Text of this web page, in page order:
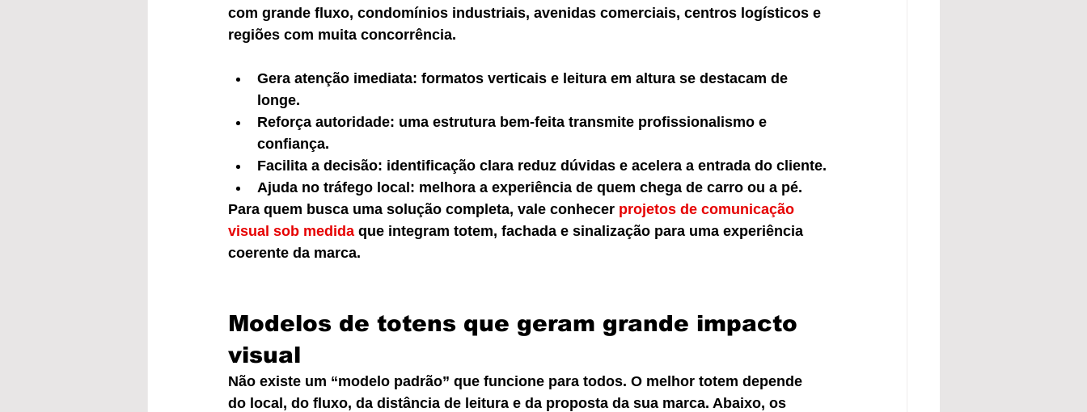
com grande fluxo, condomínios industriais, avenidas comerciais, centros logísticos e
regiões com muita concorrência.
Gera atenção imediata: formatos verticais e leitura em altura se destacam de
longe.
Reforça autoridade: uma estrutura bem-feita transmite profissionalismo e
confiança.
Facilita a decisão: identificação clara reduz dúvidas e acelera a entrada do cliente.
Ajuda no tráfego local: melhora a experiência de quem chega de carro ou a pé.
Para quem busca uma solução completa, vale conhecer projetos de comunicação
visual sob medida que integram totem, fachada e sinalização para uma experiência
coerente da marca.
Modelos de totens que geram grande impacto
visual
Não existe um “modelo padrão” que funcione para todos. O melhor totem depende
do local, do fluxo, da distância de leitura e da proposta da sua marca. Abaixo, os